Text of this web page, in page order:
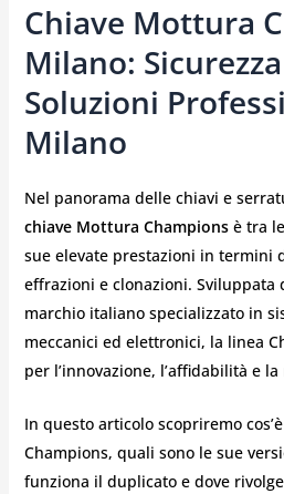
Chiave Mottura
Milano:
Soluzioni
Milano
Nel panorama delle chiavi e
chiave Mottura Championsè tra
sue elevate prestazioni in termini
effrazioni e clonazioni. Sviluppata
marchio italiano specializzato in
meccanici ed elettronici, la linea
per l’innovazione, l’affidabilità e
In questo articolo scopriremo
Champions, quali sono le sue
funziona il duplicato e dove